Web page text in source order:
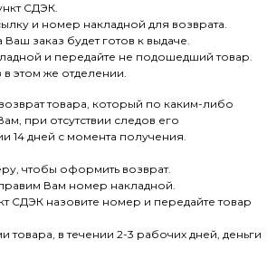
СДЭК.
и номер накладной для возврата.
Ваш заказ будет готов к выдаче.
и передайте не подошедший товар.
в этом же отделении.
товара, который по каким-либо
при отсутствии следов его
14 дней с момента получения.
чтобы оформить возврат.
Вам номер накладной.
СДЭК назовите номер и передайте товар
товара, в течении 2-3 рабочих дней, деньги